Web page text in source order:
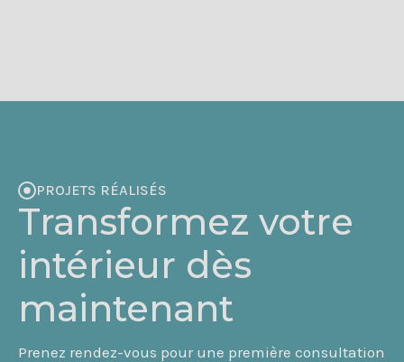
PROJETS RÉALISÉS
Transformez votre
intérieur dès
maintenant
Prenez rendez-vous pour une première consultation